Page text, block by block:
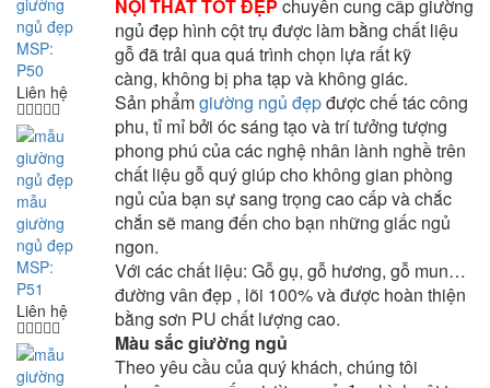
giường
ngủ đẹp
MSP:
P50
Liên hệ
mẫu
giường
ngủ đẹp
MSP:
P51
Liên hệ
NỘI THẤT TỐT ĐẸP chuyên cung cấpgiường
ngủ đẹp hình cột trụ được làm bằng chất liệu
gỗ đã trải qua quá trình chọn lựa rất kỹ
càng, không bị pha tạp và không giác.
Sản phẩmgiường ngủ đẹpđược chế tác công
phu, tỉ mỉ bởi óc sáng tạo và trí tưởng tượng
phong phú của các nghệ nhân lành nghề trên
chất liệu gỗ quý giúp cho không gian phòng
ngủ của bạn sự sang trọng cao cấp và chắc
chắn sẽ mang đến cho bạn những giấc ngủ
ngon.
Với các chất liệu: Gỗ gụ, gỗ hương, gỗ mun…
đường vân đẹp , lõi 100% và được hoàn thiện
bằng sơn PU chất lượng cao.
Màu sắc giường ngủ
Theo yêu cầu của quý khách, chúng tôi